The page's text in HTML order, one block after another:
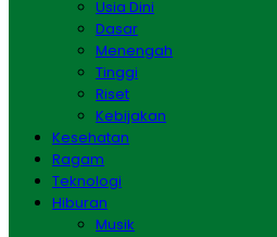
Usia Dini
Dasar
Menengah
Tinggi
Riset
Kebijakan
Kesehatan
Ragam
Teknologi
Hiburan
Musik